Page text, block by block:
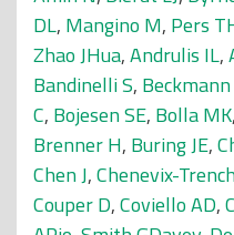
DL, Mangino M, Pers
Zhao JHua,Andrulis IL,
Bandinelli S,
C, Bojesen SE, Bolla MK,
Brenner H, Buring JE,
Chen J,Chenevix-
Couper D,Coviello AD,